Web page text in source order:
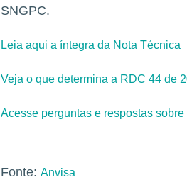
SNGPC.
Leia aqui a íntegra da Nota Técnica
Veja o que determina a RDC 44 de
Acesse perguntas e respostas sobre
Fonte: Anvisa